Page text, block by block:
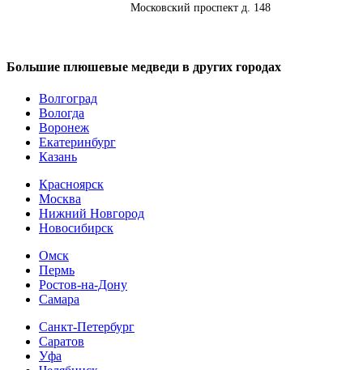
Московский проспект д. 148
Большие плюшевые медведи в других городах
Волгоград
Вологда
Воронеж
Екатеринбург
Казань
Красноярск
Москва
Нижний Новгород
Новосибирск
Омск
Пермь
Ростов-на-Дону
Самара
Санкт-Петербург
Саратов
Уфа